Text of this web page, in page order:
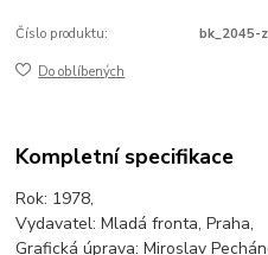
Číslo produktu: bk_2045-
Do oblíbených
Kompletní specifikace
Rok: 1978,
Vydavatel: Mladá fronta, Praha,
Grafická úprava: Miroslav